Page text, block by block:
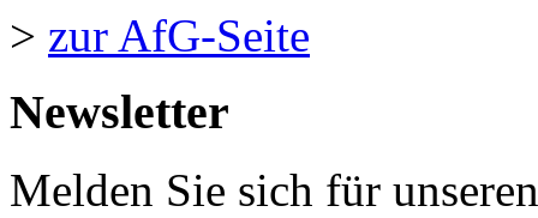
> zur AfG-Seite
Newsletter
Melden Sie sich für